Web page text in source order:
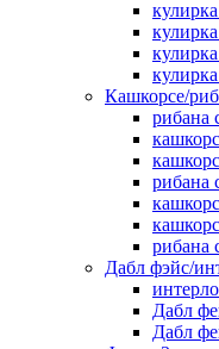
Кашкорсе/
рибана
рибана
рибана
Дабл фэйс/
Дабл
Дабл